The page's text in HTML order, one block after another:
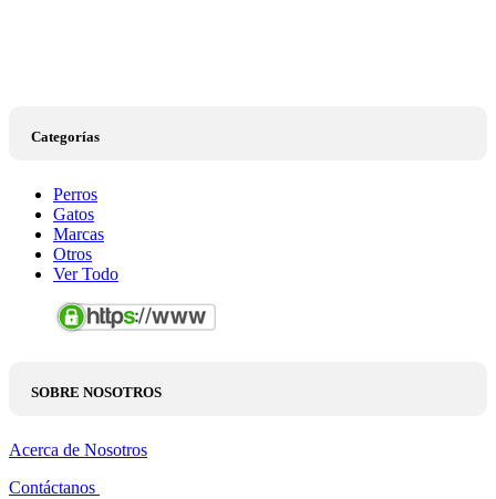
Categorías
Perros
Gatos
Marcas
Otros
Ver Todo
SOBRE NOSOTROS
Acerca de Nosotros
Contáctanos